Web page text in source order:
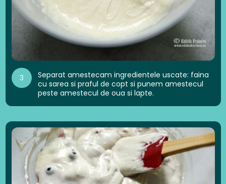
3
Separat amestecam ingredientele uscate: faina
cu sarea si praful de copt si punem amestecul
peste amestecul de oua si lapte.